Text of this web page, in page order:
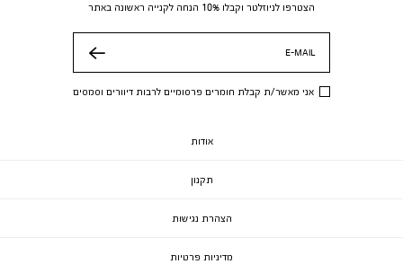
הצטרפו לניוזלטר וקבלו 10% הנחה לקנייה ראשונה באתר
E-MAIL
אני מאשר/ת קבלת חומרים פרסומיים לרבות דיוורים וסמסים
אודות
תקנון
הצהרת נגישות
מדיניות פרטיות